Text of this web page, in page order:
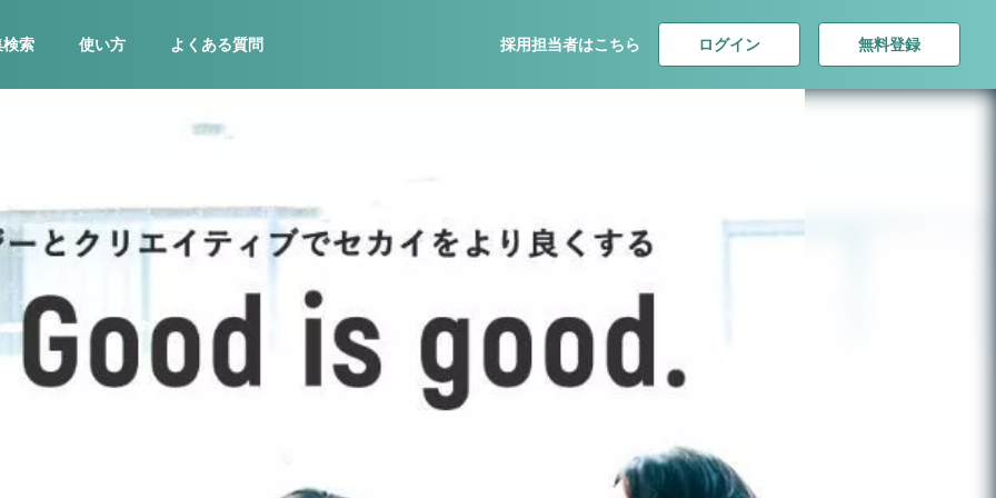
検索 使い方 よくある質問 採用担当者はこちら ログイン 無料登録